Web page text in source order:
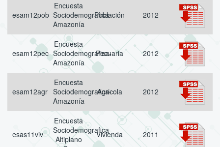
esam12pob
Encuesta
Sociodemografica-
Amazonía
Población 2012
esam12pec
Encuesta
Sociodemografica-
Amazonía
Pecuaria 2012
esam12agr
Encuesta
Sociodemografica-
Amazonía
Agricola 2012
esas11viv
Encuesta
Sociodemografica-
Altiplano
Vivienda 2011